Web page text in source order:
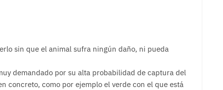
sin que el animal sufra ningún daño, ni pueda
demandado por su alta probabilidad de captura del
concreto, como por ejemplo el verde con el que está